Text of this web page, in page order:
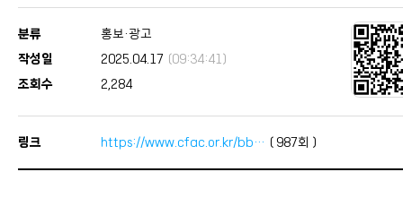
분류
홍보·광고
작성일
2025.04.17 (09:34:41)
조회수
2,284
링크 https://www.cfac.or.kr/bb… ( 987회 )